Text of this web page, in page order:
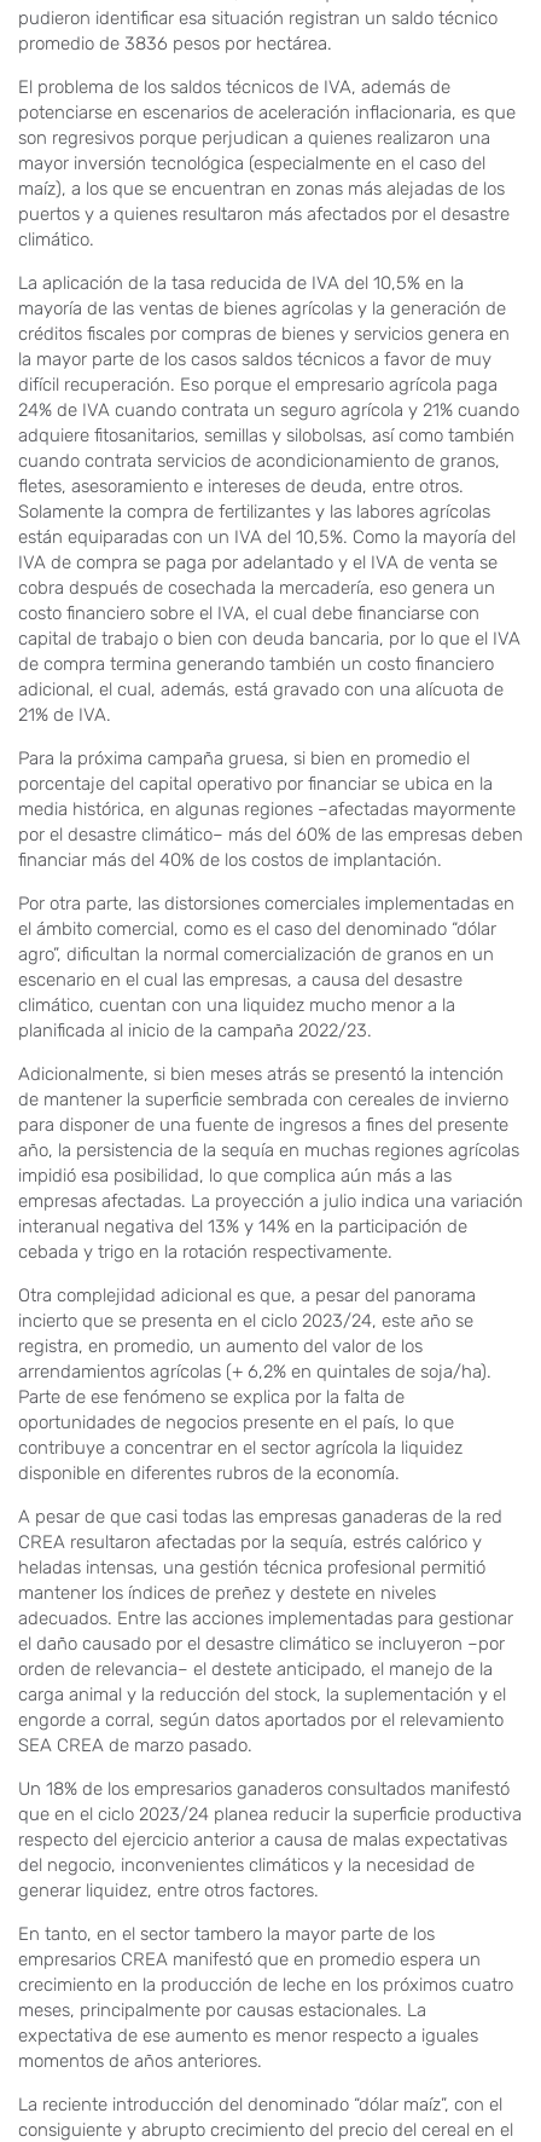
pudieron identificar esa situación registran un saldo técnico
promedio de 3836 pesos por hectárea.
El problema de los saldos técnicos de IVA, además de
potenciarse en escenarios de aceleración inflacionaria, es que
son regresivos porque perjudican a quienes realizaron una
mayor inversión tecnológica (especialmente en el caso del
maíz), a los que se encuentran en zonas más alejadas de los
puertos y a quienes resultaron más afectados por el desastre
climático.
La aplicación de la tasa reducida de IVA del 10,5% en la
mayoría de las ventas de bienes agrícolas y la generación de
créditos fiscales por compras de bienes y servicios genera en
la mayor parte de los casos saldos técnicos a favor de muy
difícil recuperación. Eso porque el empresario agrícola paga
24% de IVA cuando contrata un seguro agrícola y 21% cuando
adquiere fitosanitarios, semillas y silobolsas, así como también
cuando contrata servicios de acondicionamiento de granos,
fletes, asesoramiento e intereses de deuda, entre otros.
Solamente la compra de fertilizantes y las labores agrícolas
están equiparadas con un IVA del 10,5%. Como la mayoría del
IVA de compra se paga por adelantado y el IVA de venta se
cobra después de cosechada la mercadería, eso genera un
costo financiero sobre el IVA, el cual debe financiarse con
capital de trabajo o bien con deuda bancaria, por lo que el IVA
de compra termina generando también un costo financiero
adicional, el cual, además, está gravado con una alícuota de
21% de IVA.
Para la próxima campaña gruesa, si bien en promedio el
porcentaje del capital operativo por financiar se ubica en la
media histórica, en algunas regiones –afectadas mayormente
por el desastre climático– más del 60% de las empresas deben
financiar más del 40% de los costos de implantación.
Por otra parte, las distorsiones comerciales implementadas en
el ámbito comercial, como es el caso del denominado “dólar
agro”, dificultan la normal comercialización de granos en un
escenario en el cual las empresas, a causa del desastre
climático, cuentan con una liquidez mucho menor a la
planificada al inicio de la campaña 2022/23.
Adicionalmente, si bien meses atrás se presentó la intención
de mantener la superficie sembrada con cereales de invierno
para disponer de una fuente de ingresos a fines del presente
año, la persistencia de la sequía en muchas regiones agrícolas
impidió esa posibilidad, lo que complica aún más a las
empresas afectadas. La proyección a julio indica una variación
interanual negativa del 13% y 14% en la participación de
cebada y trigo en la rotación respectivamente.
Otra complejidad adicional es que, a pesar del panorama
incierto que se presenta en el ciclo 2023/24, este año se
registra, en promedio, un aumento del valor de los
arrendamientos agrícolas (+ 6,2% en quintales de soja/ha).
Parte de ese fenómeno se explica por la falta de
oportunidades de negocios presente en el país, lo que
contribuye a concentrar en el sector agrícola la liquidez
disponible en diferentes rubros de la economía.
A pesar de que casi todas las empresas ganaderas de la red
CREA resultaron afectadas por la sequía, estrés calórico y
heladas intensas, una gestión técnica profesional permitió
mantener los índices de preñez y destete en niveles
adecuados. Entre las acciones implementadas para gestionar
el daño causado por el desastre climático se incluyeron –por
orden de relevancia– el destete anticipado, el manejo de la
carga animal y la reducción del stock, la suplementación y el
engorde a corral, según datos aportados por el relevamiento
SEA CREA de marzo pasado.
Un 18% de los empresarios ganaderos consultados manifestó
que en el ciclo 2023/24 planea reducir la superficie productiva
respecto del ejercicio anterior a causa de malas expectativas
del negocio, inconvenientes climáticos y la necesidad de
generar liquidez, entre otros factores.
En tanto, en el sector tambero la mayor parte de los
empresarios CREA manifestó que en promedio espera un
crecimiento en la producción de leche en los próximos cuatro
meses, principalmente por causas estacionales. La
expectativa de ese aumento es menor respecto a iguales
momentos de años anteriores.
La reciente introducción del denominado “dólar maíz”, con el
consiguiente y abrupto crecimiento del precio del cereal en el